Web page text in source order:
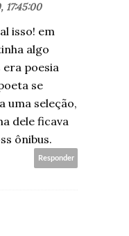
17:45:00
isso! em
algo
era poesia
se
uma seleção,
dele ficava
ônibus.
Responder